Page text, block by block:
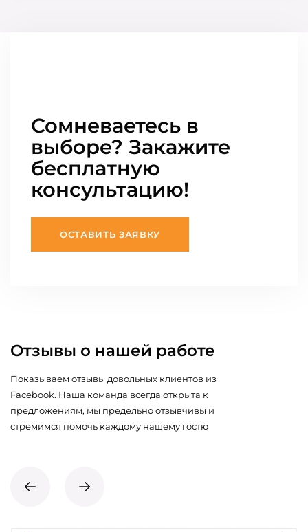
Сомневаетесь в
выборе? Закажите
бесплатную
консультацию!
ОСТАВИТЬ ЗАЯВКУ
Отзывы о нашей работе
Показываем отзывы довольных клиентов из
Facebook. Наша команда всегда открыта к
предложениям, мы предельно отзывчивы и
стремимся помочь каждому нашему гостю